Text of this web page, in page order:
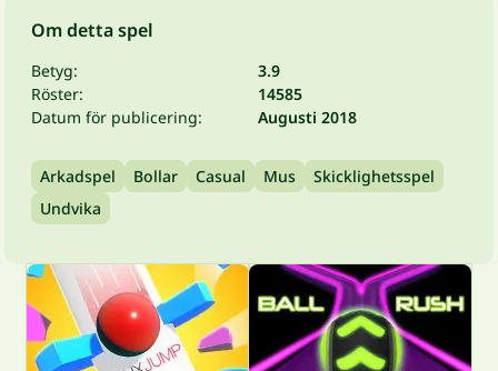
Om detta spel
Betyg:
3.9
Röster:
14585
Datum för publicering:
Augusti 2018
Arkadspel Bollar Casual Mus
Skicklighetsspel
Undvika